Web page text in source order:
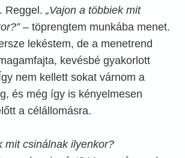
Reggel. „Vajon a többiek mit
– töprengtem munkába menet.
lekéstem, de a menetrend
kevésbé gyakorlott
nem kellett sokat várnom a
és még így is kényelmesen
a célállomásra.
mit csinálnak ilyenkor?